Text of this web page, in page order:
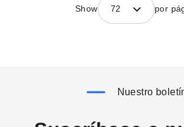
Show 72 por
Nuestro